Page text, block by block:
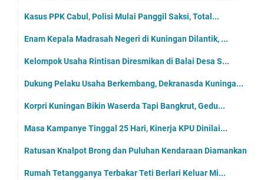
Kasus PPK Cabul, Polisi Mulai Panggil Saksi, Total...
Enam Kepala Madrasah Negeri di Kuningan Dilantik, ...
Kelompok Usaha Rintisan Diresmikan di Balai Desa S...
Dukung Pelaku Usaha Berkembang, Dekranasda Kuninga...
Korpri Kuningan Bikin Waserda Tapi Bangkrut, Gedu...
Masa Kampanye Tinggal 25 Hari, Kinerja KPU Dinilai...
Ratusan Knalpot Brong dan Puluhan Kendaraan Diamankan
Rumah Tetangganya Terbakar Teti Berlari Keluar Mi...